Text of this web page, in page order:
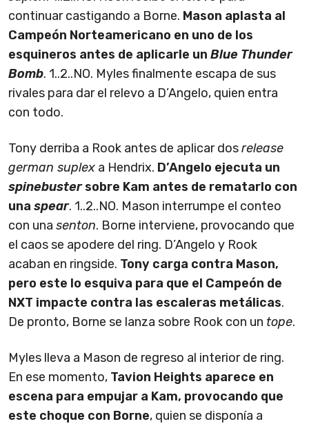
continuar castigando a Borne. Mason aplasta al
Campeón Norteamericano en uno de los
esquineros antes de aplicarle un Blue Thunder
Bomb. 1..2..NO. Myles finalmente escapa de sus
rivales para dar el relevo a D’Angelo, quien entra
con todo.
Tony derriba a Rook antes de aplicar dosrelease
german suplex a Hendrix. D’Angelo ejecuta un
spinebustersobre Kam antes de rematarlo con
una spear. 1..2..NO. Mason interrumpe el conteo
con una senton. Borne interviene, provocando que
el caos se apodere del ring. D’Angelo y Rook
acaban en ringside. Tony carga contra Mason,
pero este lo esquiva para que el Campeón de
NXT impacte contra las escaleras metálicas.
De pronto, Borne se lanza sobre Rook con un tope.
Myles lleva a Mason de regreso al interior de ring.
En ese momento, Tavion Heights aparece en
escena para empujar a Kam, provocando que
este choque con Borne, quien se disponía a